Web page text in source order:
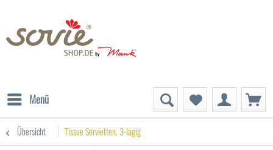
Menü
Übersicht Tissue Servietten, 3-lagig